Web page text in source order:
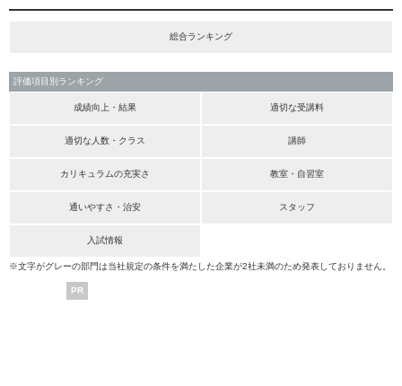
総合ランキング
評価項目別ランキング
成績向上・結果 適切な受講料
適切な人数・クラス 講師
カリキュラムの充実さ 教室・自習室
通いやすさ・治安 スタッフ
入試情報
※文字がグレーの部門は当社規定の条件を満たした企業が2社未満のため発表しておりません。
PR